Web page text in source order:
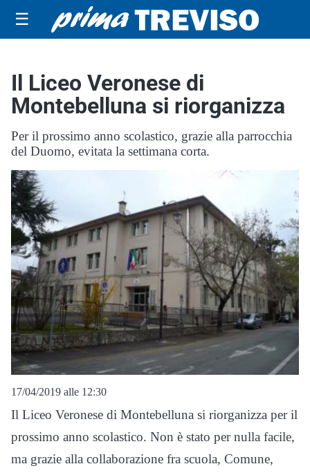
☰
Il Liceo Veronese di
Montebelluna si riorganizza
Per il prossimo anno scolastico, grazie alla parrocchia
del Duomo, evitata la settimana corta.
17/04/2019 alle 12:30
Il Liceo Veronese di Montebelluna si riorganizza per il
prossimo anno scolastico. Non è stato per nulla facile,
ma grazie alla collaborazione fra scuola, Comune,